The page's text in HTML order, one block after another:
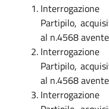
Partipilo,
al n.4568
Partipilo,
al n.4568